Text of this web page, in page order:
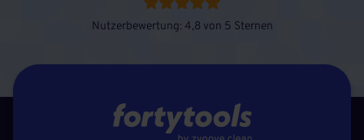
Nutzerbewertung: 4,8 von 5 Sternen